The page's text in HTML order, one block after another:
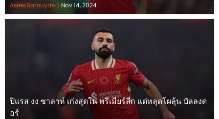
Asree Samuyae | Nov 14, 2024
ปิแรส งง ซาลาห์ เก่งสุดใน พรีเมียร์ลีก แต่หลุดโผลุ้น บัลลงด
อร์